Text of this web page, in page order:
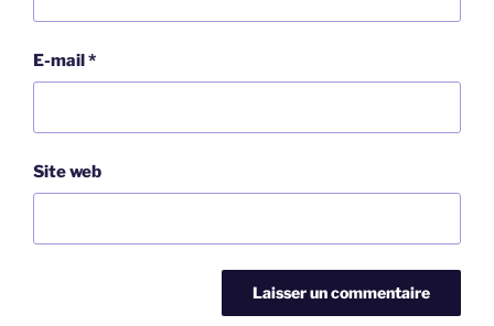
E-mail*
Site web